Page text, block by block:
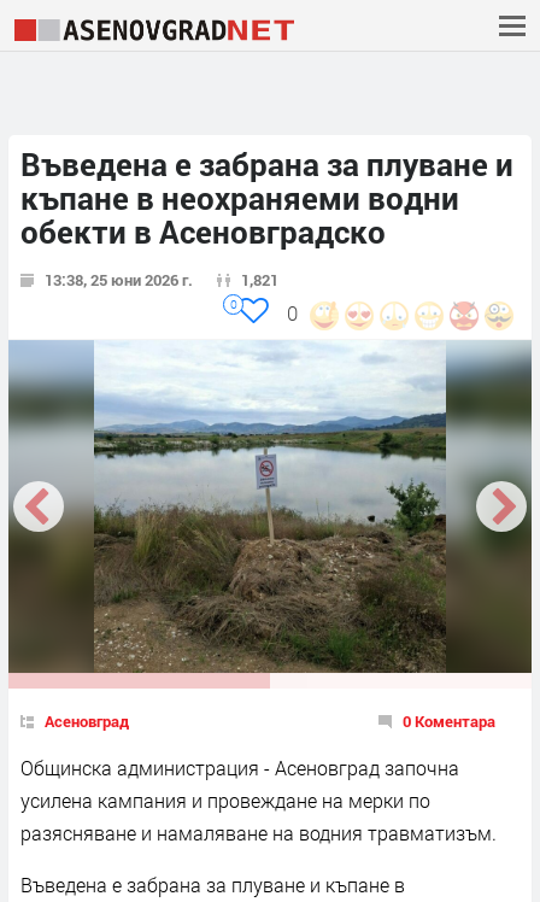
Въведена е забрана за плуване и
къпане в неохраняеми водни
обекти в Асеновградско
13:38, 25 юни 2026 г. 1,821
0
0
Асеновград 0 Коментара
Общинска администрация - Асеновград започна
усилена кампания и провеждане на мерки по
разясняване и намаляване на водния травматизъм.
Въведена е забрана за плуване и къпане в